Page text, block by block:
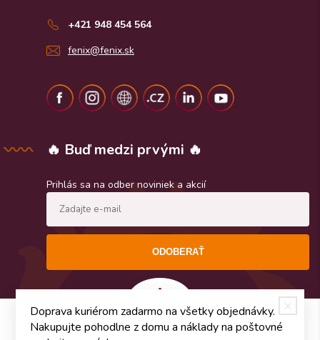
+421 948 454 564
fenix@fenix.sk
🔥 Buď medzi prvými 🔥
Prihlás sa na odber noviniek a akcií
ODOBERAŤ
Doprava kuriérom zadarmo na všetky objednávky.
Nakupujte pohodlne z domu a náklady na poštovné